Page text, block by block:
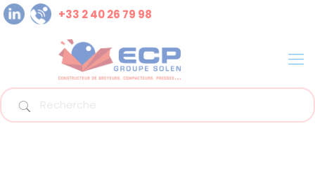
+33 2 40 26 79 98